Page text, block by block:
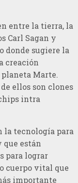
entre la tierra, la
Carl Sagan y
donde sugiere la
creación
Marte.
ellos son clones
intra
la tecnología para
que están
para lograr
cuerpo vital que
importante